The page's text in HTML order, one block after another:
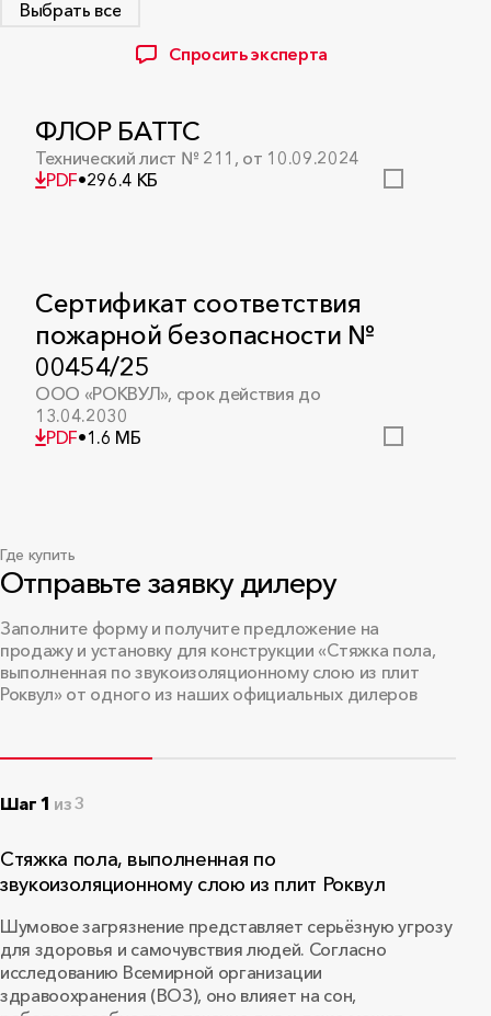
Выбрать все
Спросить эксперта
ФЛОР БАТТС
Технический лист № 211, от 10.09.2024
PDF•296.4 КБ
Сертификат соответствия
пожарной безопасности №
00454/25
ООО «РОКВУЛ», срок действия до
13.04.2030
PDF•1.6 МБ
Сертификат соответствия
пожарной безопасности №
000456/25
ООО «Роквул-Урал», срок действия до
20.04.2030
PDF• 2.4 МБ
Сертификат соответствия
пожарной безопасности №
00453/25
25.03.2030
PDF•1.7 МБ
Где купить
Отправьте заявку дилеру
Заполните форму и получите предложение на
продажу и установку для конструкции «Стяжка пола,
выполненная по звукоизоляционному слою из плит
Роквул» от одного из наших официальных дилеров
Шаг 1 из 3
Стяжка пола, выполненная по
звукоизоляционному слою из плит Роквул
Шумовое загрязнение представляет серьёзную угрозу
для здоровья и самочувствия людей. Согласно
исследованию Всемирной организации
здравоохранения (ВОЗ), оно влияет на сон,